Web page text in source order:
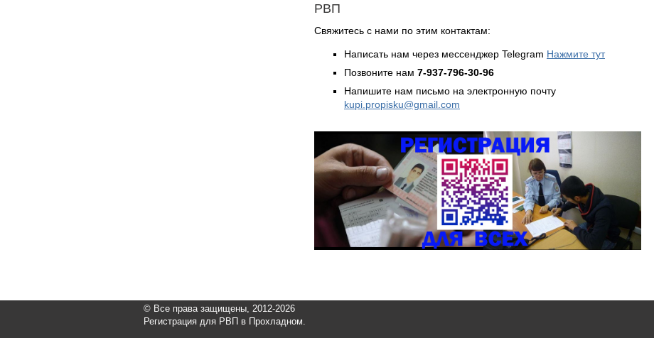
РВП
Свяжитесь с нами по этим контактам:
Написать нам через мессенджер Telegram Нажмите тут
Позвоните нам 7-937-796-30-96
Напишите нам письмо на электронную почту
kupi.propisku@gmail.com
© Все права защищены, 2012-2026
Регистрация для РВП в Прохладном.